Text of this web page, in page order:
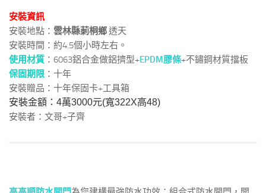
安裝資訊
安裝地點： 雲林縣莿桐鄉透天
安裝時間：約4.5個小時左右。
使用材質 ：6063鋁合金做鋁擠型+EPDM膠條+不鏽鋼材質擋板
保固期限 ：十年
安裝贈品：十年保固卡+工具箱
安裝金額：4萬3000元(寬322X高48)
安裝者：文哥+子齊